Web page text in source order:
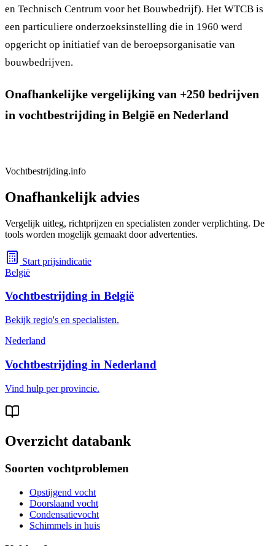
en Technisch Centrum voor het Bouwbedrijf). Het WTCB is
een particuliere onderzoeksinstelling die in 1960 werd
opgericht op initiatief van de beroepsorganisatie van
bouwbedrijven.
Onafhankelijke vergelijking van +250 bedrijven
in vochtbestrijding in België en Nederland
Vochtbestrijding.info
Onafhankelijk advies
Vergelijk uitleg, richtprijzen en specialisten zonder verplichting. De
tools worden mogelijk gemaakt door advertenties.
Start prijsindicatie
België
Vochtbestrijding in België
Bekijk regio's en specialisten.
Nederland
Vochtbestrijding in Nederland
Vind hulp per provincie.
Overzicht databank
Soorten vochtproblemen
Opstijgend vocht
Doorslaand vocht
Condensatievocht
Schimmels in huis